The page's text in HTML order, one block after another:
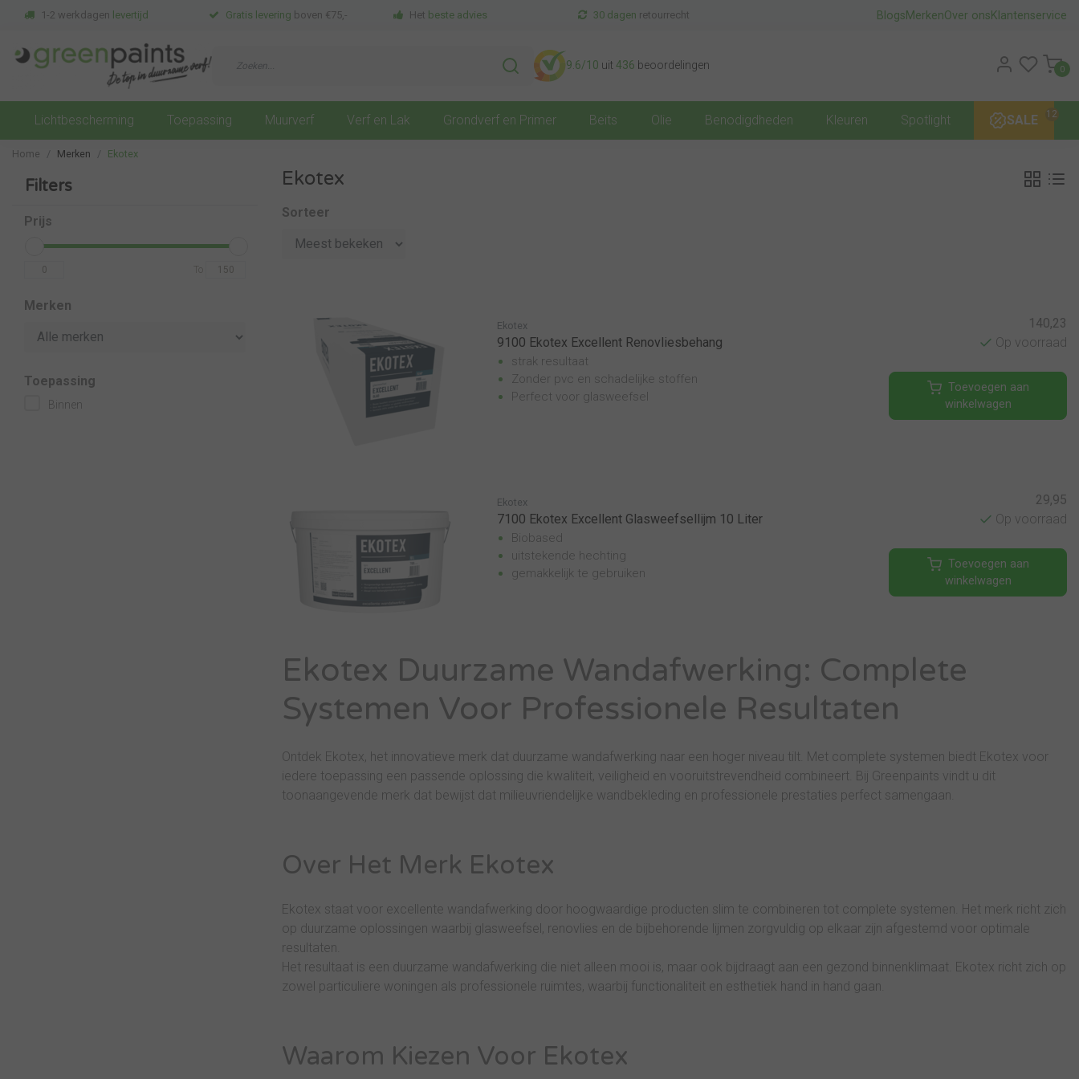
1-2 werkdagen levertijd Gratis levering boven €75,- Het beste advies 30 dagen retourrecht BlogsMerkenOver onsKlantenservice
9.6/10 uit 436 beoordelingen 0
Lichtbescherming Toepassing Muurverf Verf en Lak Grondverf en Primer Beits Olie Benodigdheden Kleuren Spotlight SALE 12
Home Merken Ekotex
Filters
Prijs
To
Merken
Toepassing
Binnen
Ekotex
Sorteer
Ekotex
9100 Ekotex Excellent Renovliesbehang
strak resultaat
Zonder pvc en schadelijke stoffen
Perfect voor glasweefsel
140,23
Op voorraad
Toevoegen aan
winkelwagen
Ekotex
7100 Ekotex Excellent Glasweefsellijm 10 Liter
Biobased
uitstekende hechting
gemakkelijk te gebruiken
29,95
Op voorraad
Toevoegen aan
winkelwagen
Ekotex Duurzame Wandafwerking: Complete
Systemen Voor Professionele Resultaten
Ontdek Ekotex, het innovatieve merk dat duurzame wandafwerking naar een hoger niveau tilt. Met complete systemen biedt Ekotex voor
iedere toepassing een passende oplossing die kwaliteit, veiligheid en vooruitstrevendheid combineert. Bij Greenpaints vindt u dit
toonaangevende merk dat bewijst dat milieuvriendelijke wandbekleding en professionele prestaties perfect samengaan.
Over Het Merk Ekotex
Ekotex staat voor excellente wandafwerking door hoogwaardige producten slim te combineren tot complete systemen. Het merk richt zich
op duurzame oplossingen waarbij glasweefsel, renovlies en de bijbehorende lijmen zorgvuldig op elkaar zijn afgestemd voor optimale
resultaten.
Het resultaat is een duurzame wandafwerking die niet alleen mooi is, maar ook bijdraagt aan een gezond binnenklimaat. Ekotex richt zich op
zowel particuliere woningen als professionele ruimtes, waarbij functionaliteit en esthetiek hand in hand gaan.
Waarom Kiezen Voor Ekotex